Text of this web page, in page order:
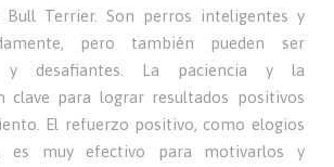
Terrier. Son perros inteligentes y
pero también pueden ser
y desafiantes. La paciencia y la
clave para lograr resultados positivos
El refuerzo positivo, como elogios
es muy efectivo para motivarlos y